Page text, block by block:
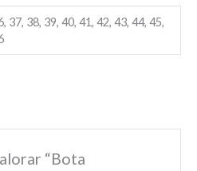
37, 38, 39, 40, 41, 42, 43, 44, 45,
“Bota